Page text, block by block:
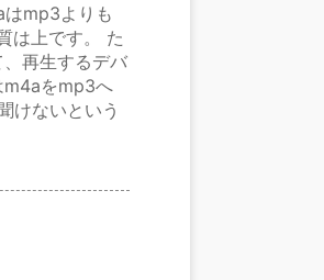
mp3よりも
は上です。 た
再生するデバ
m4aをmp3へ
けないという